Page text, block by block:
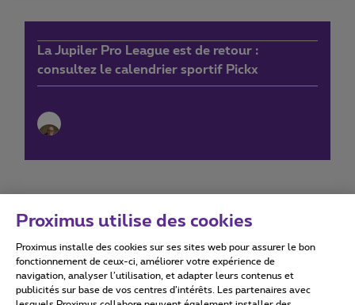
La Jupiler Pro League est de retour :
consultez le calendrier sportif Pickx
Conditions d'utilisation Accessibility statement
Proximus utilise des cookies
Proximus installe des cookies sur ses sites web pour assurer le bon
fonctionnement de ceux-ci, améliorer votre expérience de
navigation, analyser l’utilisation, et adapter leurs contenus et
publicités sur base de vos centres d’intérêts. Les partenaires avec